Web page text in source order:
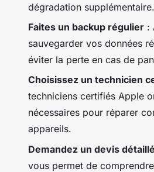
dégradation supplémentaire.
Faites un backup régulier :
sauvegarder vos données
éviter la perte en cas de
Choisissez un technicien
techniciens certifiés Apple
nécessaires pour réparer
appareils.
Demandez un devis détaillé
vous permet de